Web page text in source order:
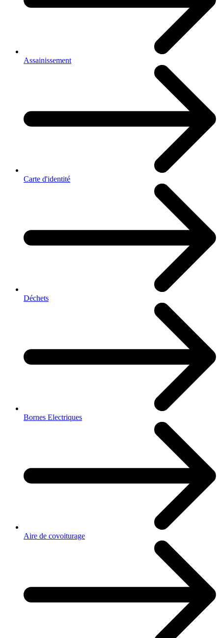
Assainissement
Carte d'identité
Déchets
Bornes Electriques
Aire de covoiturage